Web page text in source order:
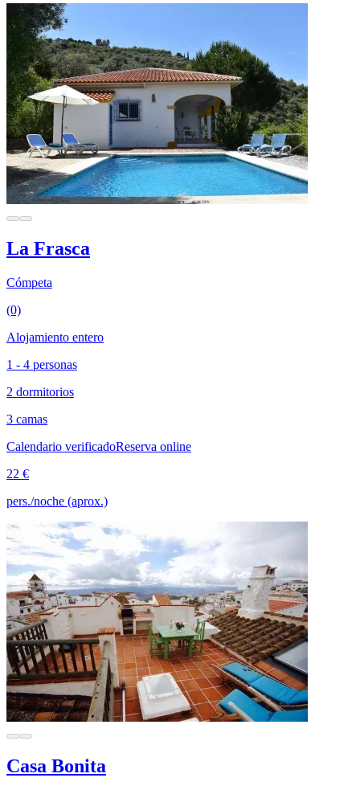
La Frasca
Cómpeta
(0)
Alojamiento entero
1 - 4 personas
2 dormitorios
3 camas
Calendario verificadoReserva online
22 €
pers./noche (aprox.)
Casa Bonita